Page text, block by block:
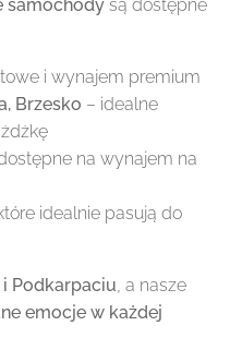
samochody są dostępne
i wynajem premium
Brzesko – idealne
na wynajem na
idealnie pasują do
i Podkarpaciu, a nasze
emocje w każdej